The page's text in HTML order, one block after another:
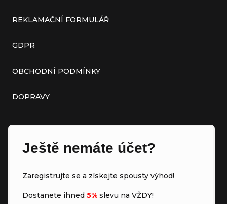
REKLAMAČNÍ FORMULÁŘ
GDPR
OBCHODNÍ PODMÍNKY
DOPRAVY
Ještě nemáte účet?
Zaregistrujte se a získejte spousty výhod!
Dostanete ihned 5% slevu na VŽDY!